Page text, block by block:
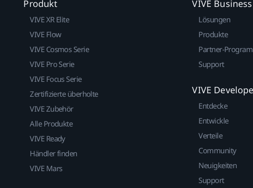
Produkt
VIVE XR Elite
VIVE Flow
VIVE Cosmos Serie
VIVE Pro Serie
VIVE Focus Serie
Zertifizierte überholte
VIVE Zubehör
Alle Produkte
VIVE Ready
Händler finden
VIVE Mars
VIVE Business
Lösungen
Produkte
Partner-
Support
VIVE
Entdecke
Entwickle
Verteile
Community
Neuigkeiten
Support